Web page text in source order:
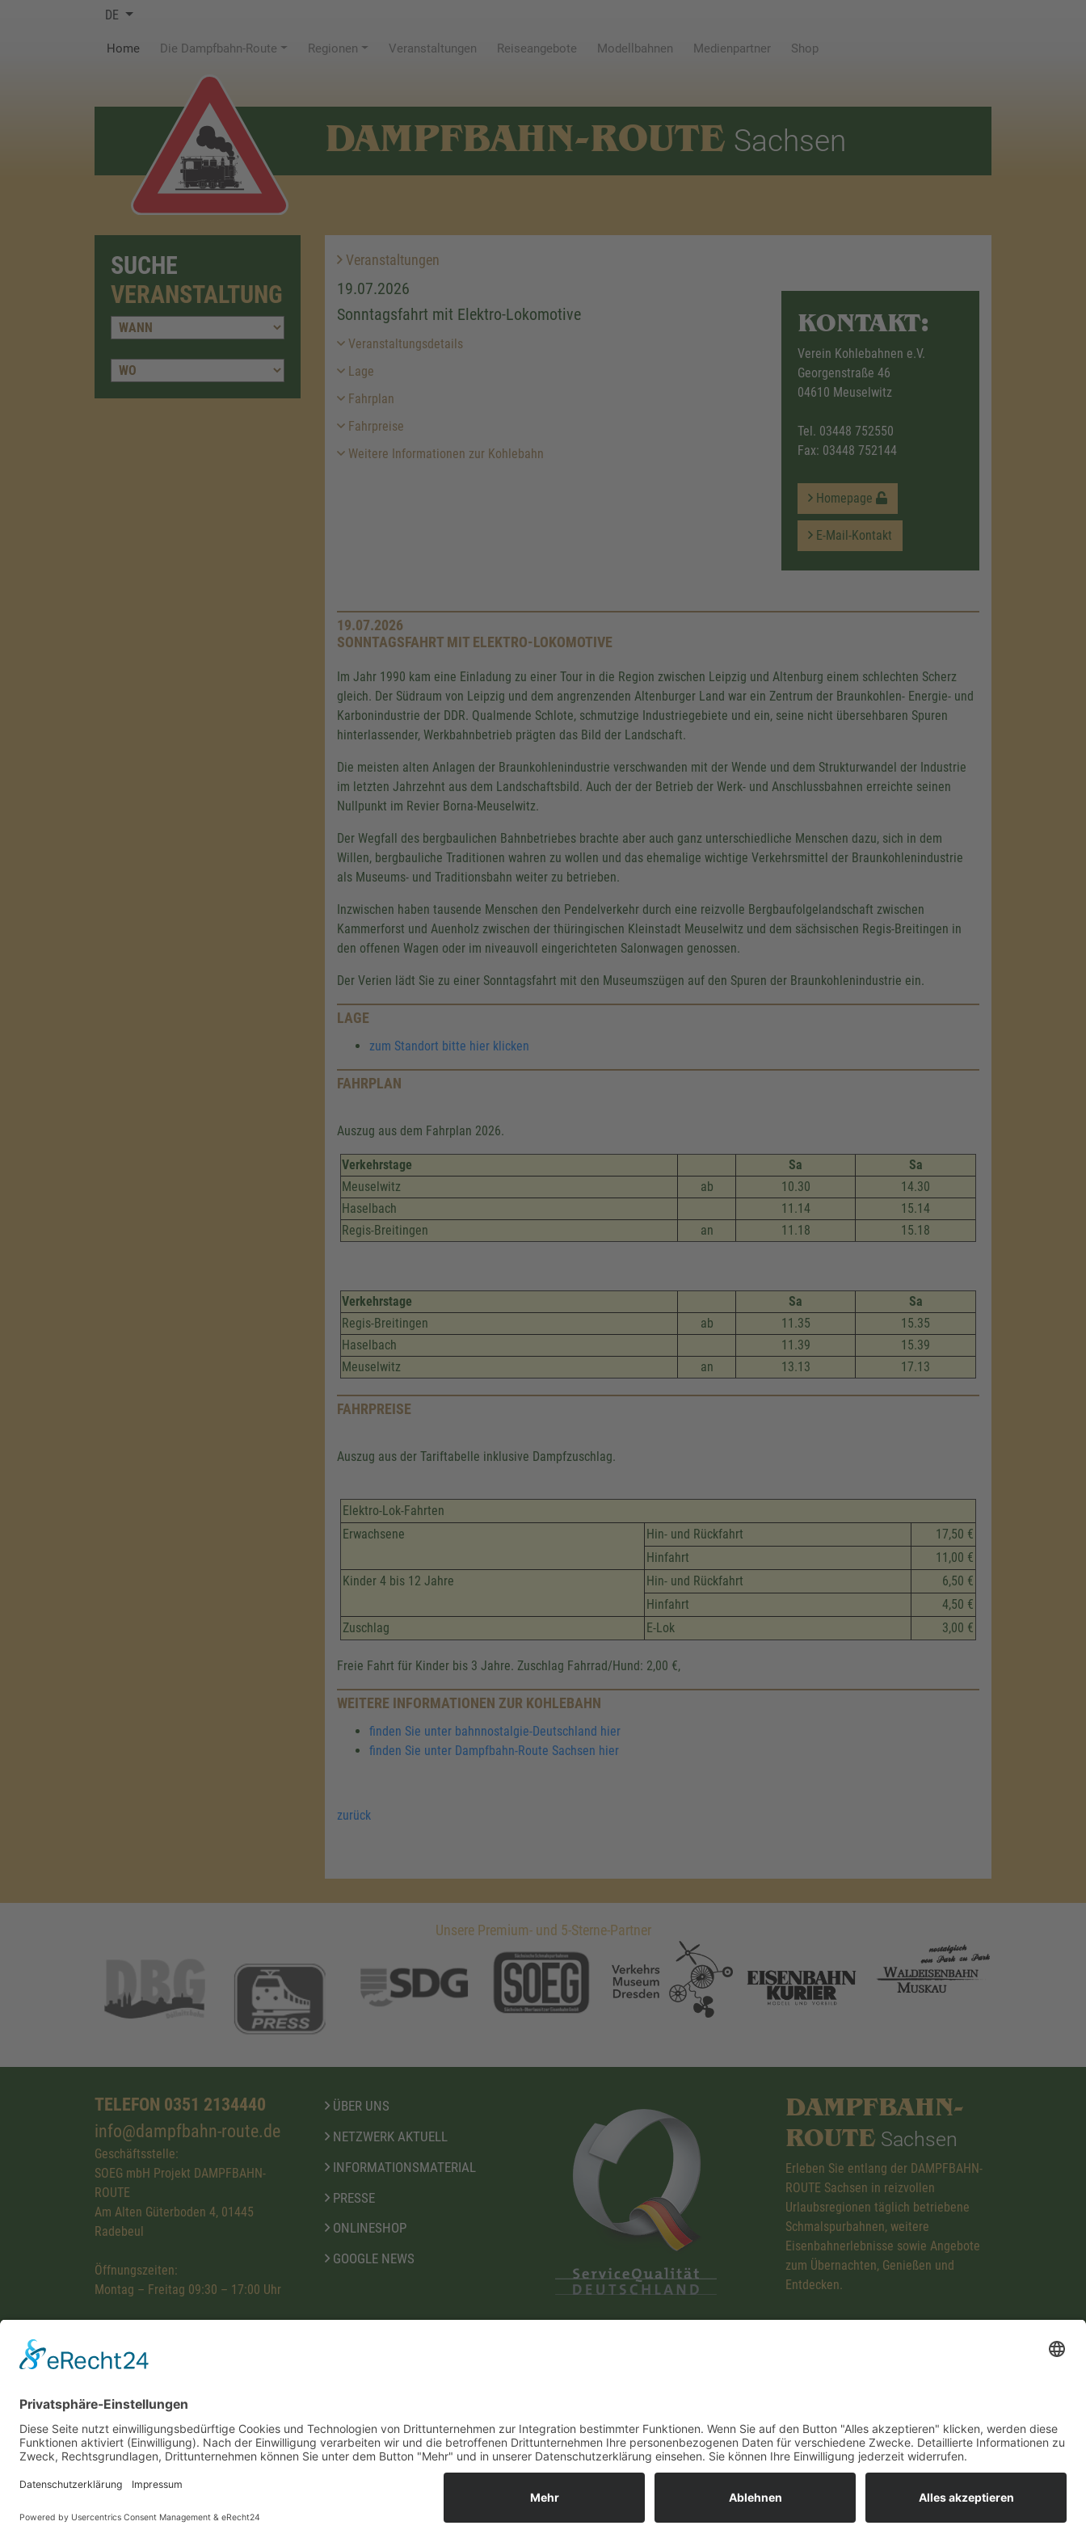
DE
Home(current)Die Dampfbahn-Route Regionen Veranstaltungen Reiseangebote Modellbahnen Medienpartner Shop
DAMPFBAHN-ROUTE Sachsen
SUCHE
VERANSTALTUNG
Veranstaltungen
19.07.2026
Sonntagsfahrt mit Elektro-Lokomotive
Veranstaltungsdetails
Lage
Fahrplan
Fahrpreise
Weitere Informationen zur Kohlebahn
KONTAKT:
Verein Kohlebahnen e.V.
Georgenstraße 46
04610 Meuselwitz
Tel. 03448 752550
Fax: 03448 752144
Homepage
E-Mail-Kontakt
19.07.2026
SONNTAGSFAHRT MIT ELEKTRO-LOKOMOTIVE
Im Jahr 1990 kam eine Einladung zu einer Tour in die Region zwischen Leipzig und Altenburg einem schlechten Scherz
gleich. Der Südraum von Leipzig und dem angrenzenden Altenburger Land war ein Zentrum der Braunkohlen- Energie- und
Karbonindustrie der DDR. Qualmende Schlote, schmutzige Industriegebiete und ein, seine nicht übersehbaren Spuren
hinterlassender, Werkbahnbetrieb prägten das Bild der Landschaft.
Die meisten alten Anlagen der Braunkohlenindustrie verschwanden mit der Wende und dem Strukturwandel der Industrie
im letzten Jahrzehnt aus dem Landschaftsbild. Auch der der Betrieb der Werk- und Anschlussbahnen erreichte seinen
Nullpunkt im Revier Borna-Meuselwitz.
Der Wegfall des bergbaulichen Bahnbetriebes brachte aber auch ganz unterschiedliche Menschen dazu, sich in dem
Willen, bergbauliche Traditionen wahren zu wollen und das ehemalige wichtige Verkehrsmittel der Braunkohlenindustrie
als Museums- und Traditionsbahn weiter zu betrieben.
Inzwischen haben tausende Menschen den Pendelverkehr durch eine reizvolle Bergbaufolgelandschaft zwischen
Kammerforst und Auenholz zwischen der thüringischen Kleinstadt Meuselwitz und dem sächsischen Regis-Breitingen in
den offenen Wagen oder im niveauvoll eingerichteten Salonwagen genossen.
Der Verien lädt Sie zu einer Sonntagsfahrt mit den Museumszügen auf den Spuren der Braunkohlenindustrie ein.
LAGE
zum Standort bitte hier klicken
FAHRPLAN
Auszug aus dem Fahrplan 2026.
Verkehrstage Sa
Sa
Meuselwitz
ab 10.30
14.30
Haselbach
11.14
15.14
Regis-Breitingen
an 11.18 15.18
Verkehrstage Sa
Sa
Regis-Breitingen
ab 11.35
15.35
Haselbach
11.39
15.39
Meuselwitz
an 13.13 17.13
FAHRPREISE
Auszug aus der Tariftabelle inklusive Dampfzuschlag.
Elektro-Lok-Fahrten
Erwachsene
Hin- und Rückfahrt
17,50 €
Hinfahrt
11,00 €
Kinder 4 bis 12 Jahre
Hin- und Rückfahrt
6,50 €
Hinfahrt
4,50 €
Zuschlag
E-Lok 3,00 €
Freie Fahrt für Kinder bis 3 Jahre. Zuschlag Fahrrad/Hund: 2,00 €,
WEITERE INFORMATIONEN ZUR KOHLEBAHN
finden Sie unter bahnnostalgie-Deutschland hier
finden Sie unter Dampfbahn-Route Sachsen hier
zurück
Unsere Premium- und 5-Sterne-Partner
TELEFON 0351 2134440
info@dampfbahn-route.de
Geschäftsstelle:
SOEG mbH Projekt DAMPFBAHN-
ROUTE
Am Alten Güterboden 4, 01445
Radebeul
Öffnungszeiten:
Montag – Freitag 09:30 – 17:00 Uhr
ÜBER UNS
NETZWERK AKTUELL
INFORMATIONSMATERIAL
PRESSE
ONLINESHOP
GOOGLE NEWS
DAMPFBAHN-
ROUTE Sachsen
Erleben Sie entlang der DAMPFBAHN-
ROUTE Sachsen in reizvollen
Urlaubsregionen täglich betriebene
Schmalspurbahnen, weitere
Eisenbahnerlebnisse sowie Angebote
zum Übernachten, Genießen und
Entdecken.
Diese Maßnahme wird mitfinanziert mit Steuermitteln
auf Grundlage des von den Abgeordneten des
Sächsischen Landtags beschlossenen Haushaltes.
Impressum Datenschutzerklärung Cookie-Einstellungen